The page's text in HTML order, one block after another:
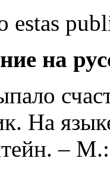
estas
на
На
–